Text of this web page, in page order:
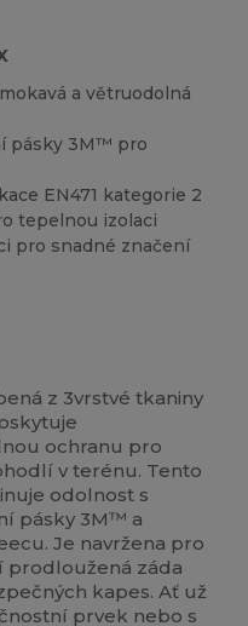
a větruodolná
pásky 3M™ pro
EN471 kategorie 2
tepelnou izolaci
pro snadné značení
z 3vrstvé tkaniny
ochranu pro
v terénu. Tento
odolnost s
pásky 3M™ a
Je navržena pro
prodloužená záda
kapes. Ať už
prvek nebo s